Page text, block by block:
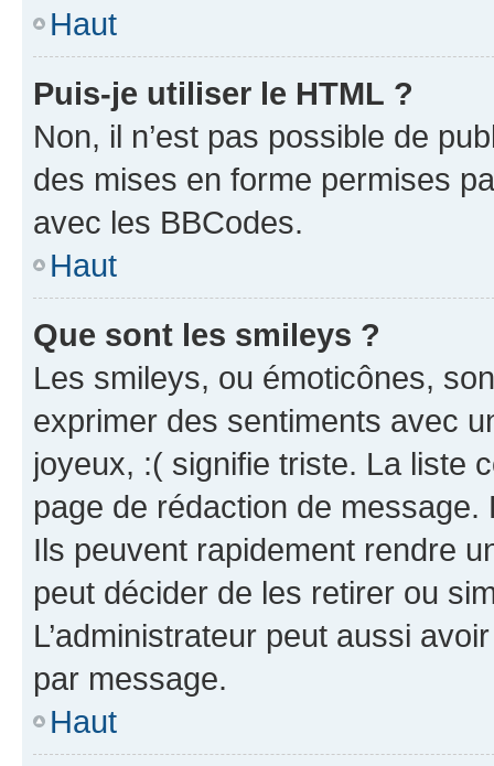
Haut
Puis-je utiliser le HTML ?
Non, il n’est pas possible de
des mises en forme permises
avec les BBCodes.
Haut
Que sont les smileys ?
Les smileys, ou émoticônes,
exprimer des sentiments avec
joyeux, :( signifie triste. La liste
page de rédaction de
Ils peuvent rapidement rendre
peut décider de les retirer ou
L’administrateur peut aussi
par message.
Haut